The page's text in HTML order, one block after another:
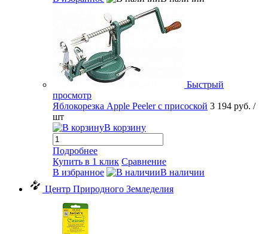
Быстрый
просмотр
Яблокорезка Apple Peeler с присоской 3 194 руб. /
шт
В корзину
Подробнее
Купить в 1 клик Сравнение
В избранное
В наличии
Центр Природного Земледелия